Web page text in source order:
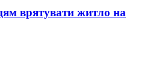
врятувати житло на